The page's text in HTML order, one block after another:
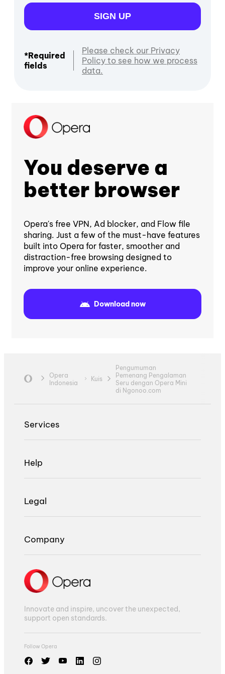
SIGN UP
*Required
fields
Please check our Privacy
Policy to see how we process
data.
You deserve a
better browser
Opera's free VPN, Ad blocker, and Flow file
sharing. Just a few of the must-have features
built into Opera for faster, smoother and
distraction-free browsing designed to
improve your online experience.
Download now
Opera
Indonesia
Kuis
Pengumuman
Pemenang Pengalaman
Seru dengan Opera Mini
di Ngonoo.com
Services
Help
Legal
Company
Innovate and inspire, uncover the unexpected,
support open standards.
Follow Opera